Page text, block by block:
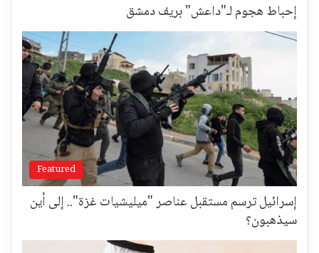
إحباط هجوم لـ"داعش" بريف دمشق
Featured
إسرائيل ترسم مستقبل عناصر "ميليشيات غزة".. إلى أين
سيذهبون؟